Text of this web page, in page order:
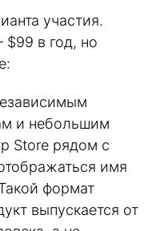
участия.
в год, но
и небольшим
Store рядом с
имя
формат
выпускается от